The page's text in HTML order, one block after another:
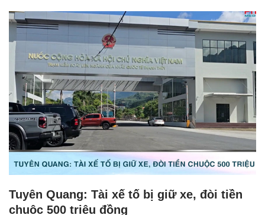
Tuyên Quang: Tài xế tố bị giữ xe, đòi tiền
chuộc 500 triệu đồng